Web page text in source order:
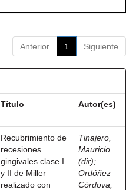
Anterior 1 Siguiente
Título Autor(es)
Recubrimiento de
recesiones
gingivales clase I
y II de Miller
realizado con
Tinajero,
Mauricio
(dir);
Ordóñez
Córdova,